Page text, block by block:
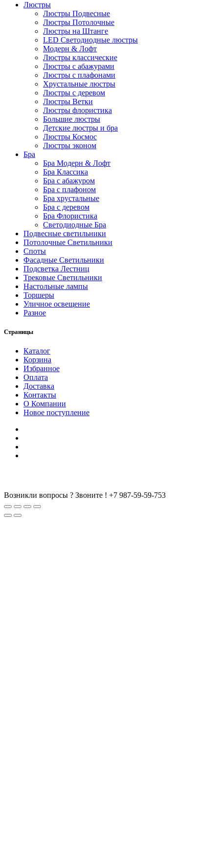
Люстры
Люстры Подвесные
Люстры Потолочные
Люстры на Штанге
LED Светодиодные люстры
Модерн & Лофт
Люстры классические
Люстры с абажурами
Люстры с плафонами
Хрустальные люстры
Люстры с деревом
Люстры Ветки
Люстры флористика
Большие люстры
Детские люстры и бра
Люстры Космос
Люстры эконом
Бра
Бра Модерн & Лофт
Бра Классика
Бра с абажуром
Бра с плафоном
Бра хрустальные
Бра с деревом
Бра Флористика
Светодиодные Бра
Подвесные светильники
Потолочные Светильники
Споты
Фасадные Светильники
Подсветка Лестниц
Трековые Светильники
Настольные лампы
Торшеры
Уличное освещение
Разное
Страницы
Каталог
Корзина
Избранное
Оплата
Доставка
Контакты
О Компании
Новое поступление
Возникли вопросы ? Звоните ! +7 987-59-59-753